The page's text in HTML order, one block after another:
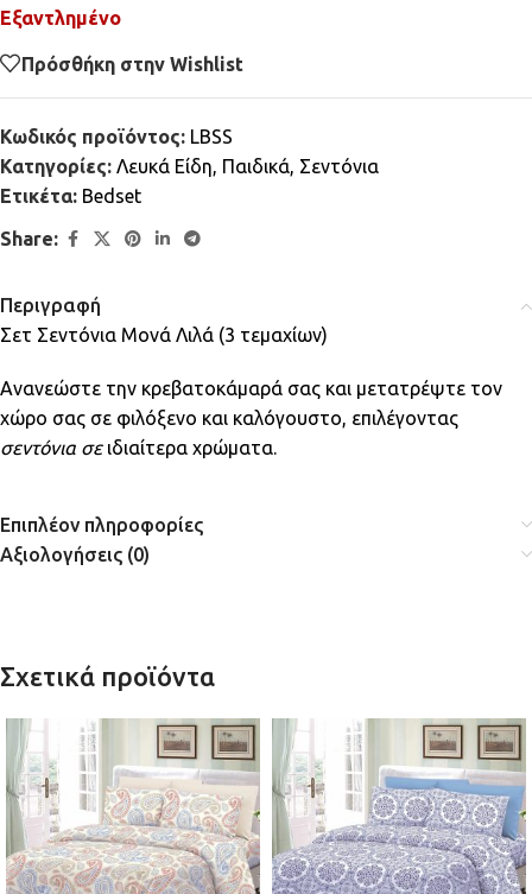
Εξαντλημένο
Πρόσθήκη στην Wishlist
Κωδικός προϊόντος: LBSS
Κατηγορίες: Λευκά Είδη, Παιδικά, Σεντόνια
Ετικέτα: Bedset
Share:
Περιγραφή
Σετ Σεντόνια Μονά Λιλά (3 τεμαχίων)
Ανανεώστε την κρεβατοκάμαρά σας και μετατρέψτε τον
χώρο σας σε φιλόξενο και καλόγουστο, επιλέγοντας
σεντόνια σε ιδιαίτερα χρώματα.
Επιπλέον πληροφορίες
Αξιολογήσεις (0)
Σχετικά προϊόντα